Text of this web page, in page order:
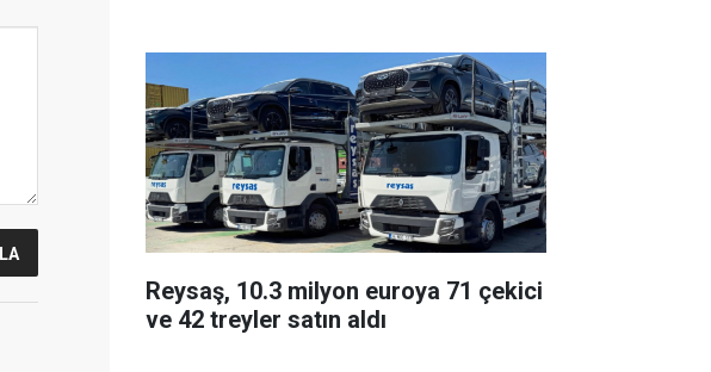
Reysaş, 10.3 milyon euroya 71 çekici
ve 42 treyler satın aldı